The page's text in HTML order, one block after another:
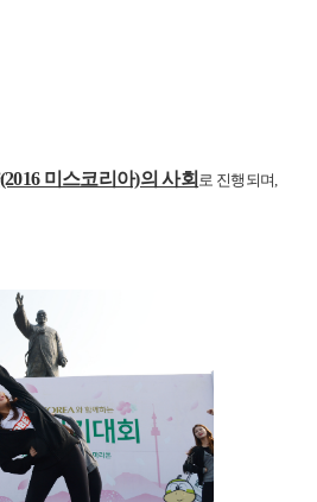
미스코리아)의 사회 로 진행되며,